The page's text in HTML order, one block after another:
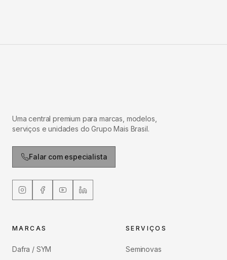
Uma central premium para marcas, modelos,
serviços e unidades do Grupo Mais Brasil.
Falar com especialista
MARCAS
Dafra / SYM
SERVIÇOS
Seminovas